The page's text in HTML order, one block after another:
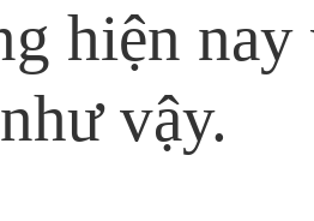
hiện nay
vậy.